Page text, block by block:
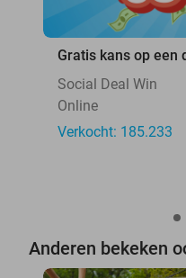
Gratis kans op een
Social Deal Win
Online
Verkocht: 185.233
Anderen bekeken